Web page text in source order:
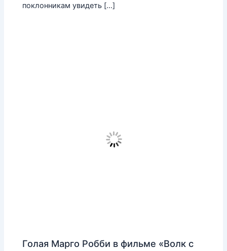
поклонникам увидеть […]
Голая Марго Робби в фильме «Волк с